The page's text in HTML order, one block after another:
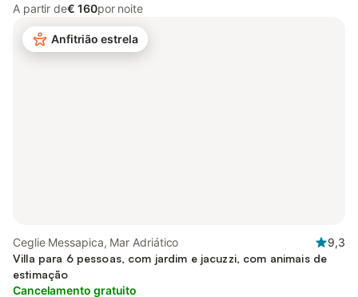
A partir de€ 160por noite
Anfitrião estrela
Ceglie Messapica, Mar Adriático
9,3
Villa para 6 pessoas, com jardim e jacuzzi, com animais de
estimação
Cancelamento gratuito